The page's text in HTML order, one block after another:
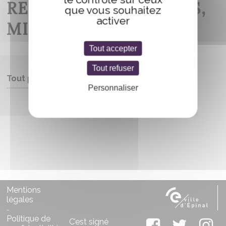
RENAISSANCE (ENFERS,
MINES ET PARADIS)
Tout public
Mentions
légales
-
Politique de
C’est signé
que vous souhaitez
activer
Tout accepter
Tout refuser
Personnaliser